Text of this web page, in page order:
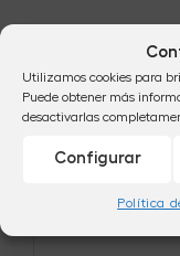
Utilizamos cookies para
Puede obtener más
desactivarlas
Configurar
Política